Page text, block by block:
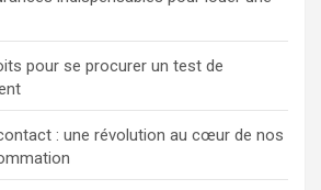
pour se procurer un test de
: une révolution au cœur de nos